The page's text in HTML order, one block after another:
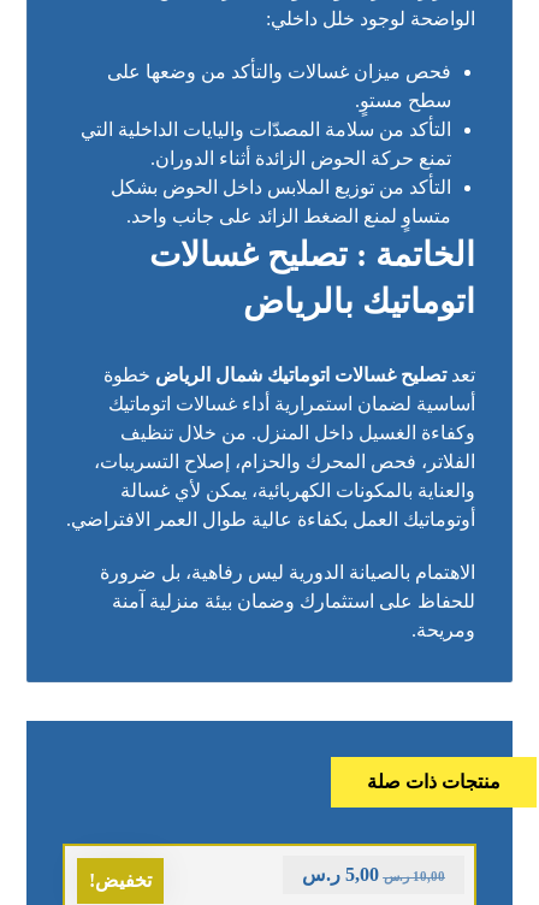
الواضحة لوجود خلل داخلي:
فحص ميزان غسالات والتأكد من وضعها على
سطح مستوٍ.
التأكد من سلامة المصدّات واليايات الداخلية التي
تمنع حركة الحوض الزائدة أثناء الدوران.
التأكد من توزيع الملابس داخل الحوض بشكل
متساوٍ لمنع الضغط الزائد على جانب واحد.
الخاتمة : تصليح غسالات
اتوماتيك بالرياض
تعدتصليح غسالات اتوماتيك شمال الرياض خطوة
أساسية لضمان استمرارية أداء غسالات اتوماتيك
وكفاءة الغسيل داخل المنزل. من خلال تنظيف
الفلاتر، فحص المحرك والحزام، إصلاح التسريبات،
والعناية بالمكونات الكهربائية، يمكن لأي غسالة
أوتوماتيك العمل بكفاءة عالية طوال العمر الافتراضي.
الاهتمام بالصيانة الدورية ليس رفاهية، بل ضرورة
للحفاظ على استثمارك وضمان بيئة منزلية آمنة
ومريحة.
منتجات ذات صلة
تخفيض! 10,00 ر.س 5,00 ر.س